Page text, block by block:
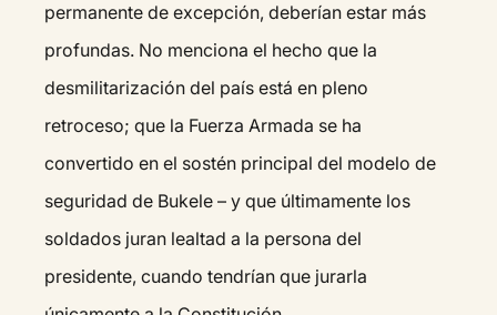
permanente de excepción, deberían estar más
profundas. No menciona el hecho que la
desmilitarización del país está en pleno
retroceso; que la Fuerza Armada se ha
convertido en el sostén principal del modelo de
seguridad de Bukele – y que últimamente los
soldados juran lealtad a la persona del
presidente, cuando tendrían que jurarla